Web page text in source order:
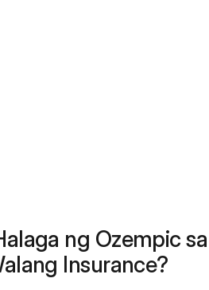
ng Ozempic sa
Insurance?